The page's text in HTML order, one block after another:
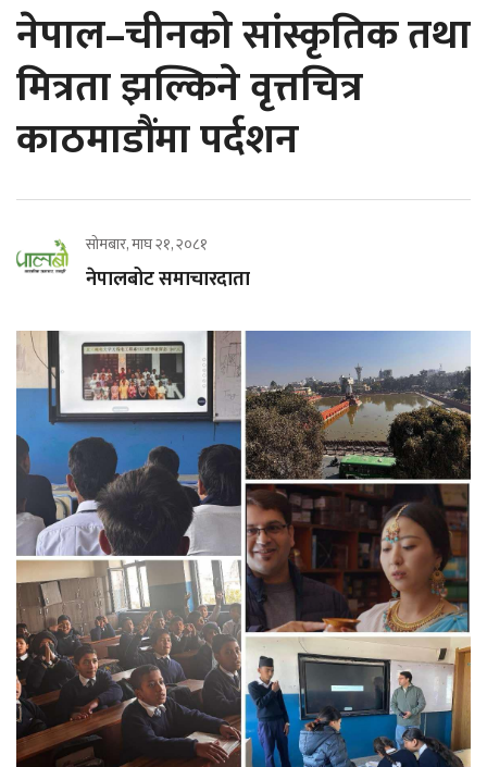
नेपाल–चीनको सांस्कृतिक तथा
मित्रता झल्किने वृत्तचित्र
काठमाडौंमा पर्दशन
सोमबार, माघ २१, २०८१
नेपालबोट समाचारदाता